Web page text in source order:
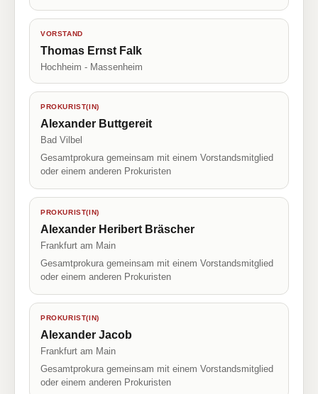
VORSTAND
Thomas Ernst Falk
Hochheim - Massenheim
PROKURIST(IN)
Alexander Buttgereit
Bad Vilbel
Gesamtprokura gemeinsam mit einem Vorstandsmitglied
oder einem anderen Prokuristen
PROKURIST(IN)
Alexander Heribert Bräscher
Frankfurt am Main
Gesamtprokura gemeinsam mit einem Vorstandsmitglied
oder einem anderen Prokuristen
PROKURIST(IN)
Alexander Jacob
Frankfurt am Main
Gesamtprokura gemeinsam mit einem Vorstandsmitglied
oder einem anderen Prokuristen